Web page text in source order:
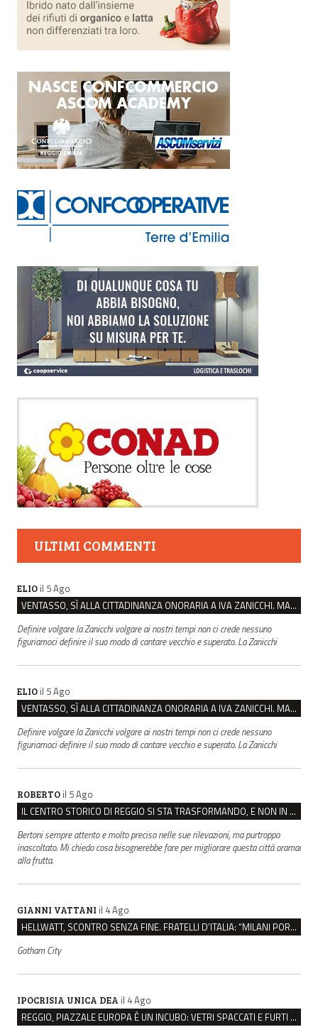
ULTIMI COMMENTI
ELIO il 5 Ago
VENTASSO, SÌ ALLA CITTADINANZA ONORARIA A IVA ZANICCHI. MA BARGIACCHI: “È DI PESSIMO GUSTO”
Definire volgare la Zanicchi volgare ai nostri tempi non ci crede nessuno
figuriamoci definire il suo modo di cantare vecchio e superato. La Zanicchi
ELIO il 5 Ago
VENTASSO, SÌ ALLA CITTADINANZA ONORARIA A IVA ZANICCHI. MA BARGIACCHI: “È DI PESSIMO GUSTO”
Definire volgare la Zanicchi volgare ai nostri tempi non ci crede nessuno
figuriamoci definire il suo modo di cantare vecchio e superato. La Zanicchi
ROBERTO il 5 Ago
IL CENTRO STORICO DI REGGIO SI STA TRASFORMANDO, E NON IN MEGLIO
Bertoni sempre attento e molto preciso nelle sue rilevazioni, ma purtroppo
inascoltato. Mi chiedo cosa bisognerebbe fare per migliorare questa città oramai
alla frutta.
GIANNI VATTANI il 4 Ago
HELLWATT, SCONTRO SENZA FINE. FRATELLI D’ITALIA: “MILANI PORTA DOCUMENTI, DE FRANCO INSULTI”
Gotham City
IPOCRISIA UNICA DEA il 4 Ago
REGGIO, PIAZZALE EUROPA È UN INCUBO: VETRI SPACCATI E FURTI SULLE AUTO IN SOSTA